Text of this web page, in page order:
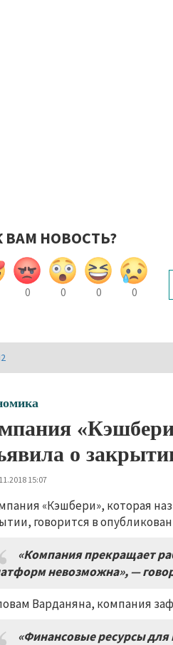
ВАМ НОВОСТЬ?
0 0 0 0
о
15:07
«Кэшбери», которая
говорится в
«Компания прекращает
невозможна», —
Варданяна, компания
«Финансовые ресурсы для